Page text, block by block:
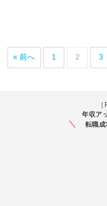
« 前へ 1 2 3
年収ア
転職成